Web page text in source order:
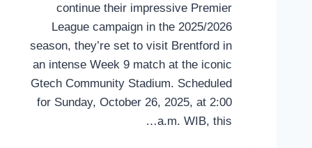
continue their impressive Premier
League campaign in the 2025/2026
season, they’re set to visit Brentford in
an intense Week 9 match at the iconic
Gtech Community Stadium. Scheduled
for Sunday, October 26, 2025, at 2:00
a.m. WIB, this…